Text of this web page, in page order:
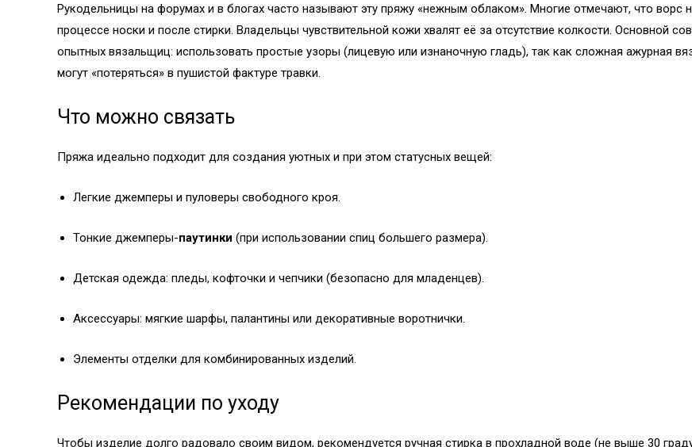
Рукодельницы на форумах и в блогах часто называют эту пряжу «нежным облаком». Многие отмечают, что ворс
процессе носки и после стирки. Владельцы чувствительной кожи хвалят её за отсутствие колкости. Основной
опытных вязальщиц: использовать простые узоры (лицевую или изнаночную гладь), так как сложная ажурная
могут «потеряться» в пушистой фактуре травки.
Что можно связать
Пряжа идеально подходит для создания уютных и при этом статусных вещей:
Легкие джемперы и пуловеры свободного кроя.
Тонкие джемперы-паутинки (при использовании спиц большего размера).
Детская одежда: пледы, кофточки и чепчики (безопасно для младенцев).
Аксессуары: мягкие шарфы, палантины или декоративные воротнички.
Элементы отделки для комбинированных изделий.
Рекомендации по уходу
Чтобы изделие долго радовало своим видом, рекомендуется ручная стирка в прохладной воде (не выше 30